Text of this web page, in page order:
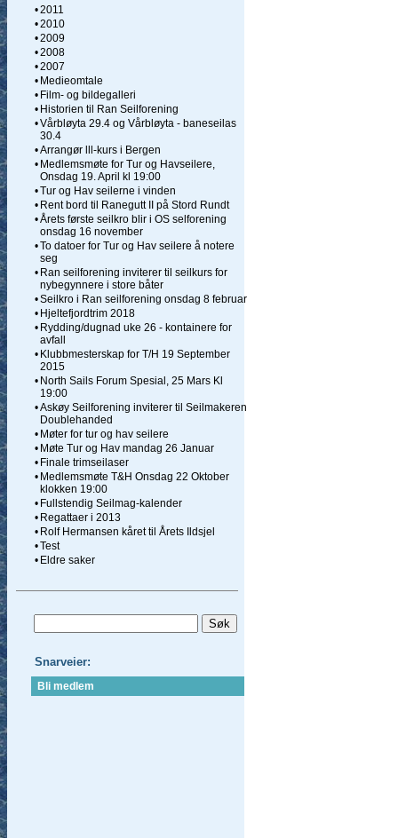
•2011
•2010
•2009
•2008
•2007
• Medieomtale
• Film- og bildegalleri
• Historien til Ran Seilforening
•Vårbløyta 29.4 og Vårbløyta - baneseilas
30.4
•Arrangør lll-kurs i Bergen
• Medlemsmøte for Tur og Havseilere,
Onsdag 19. April kl 19:00
•Tur og Hav seilerne i vinden
• Rent bord til Ranegutt II på Stord Rundt
•Årets første seilkro blir i OS selforening
onsdag 16 november
•To datoer for Tur og Hav seilere å notere
seg
• Ran seilforening inviterer til seilkurs for
nybegynnere i store båter
•Seilkro i Ran seilforening onsdag 8 februar
• Hjeltefjordtrim 2018
• Rydding/dugnad uke 26 - kontainere for
avfall
• Klubbmesterskap for T/H 19 September
2015
• North Sails Forum Spesial, 25 Mars Kl
19:00
•Askøy Seilforening inviterer til Seilmakeren
Doublehanded
• Møter for tur og hav seilere
• Møte Tur og Hav mandag 26 Januar
• Finale trimseilaser
• Medlemsmøte T&H Onsdag 22 Oktober
klokken 19:00
• Fullstendig Seilmag-kalender
• Regattaer i 2013
• Rolf Hermansen kåret til Årets Ildsjel
•Test
• Eldre saker
Snarveier:
Bli medlem